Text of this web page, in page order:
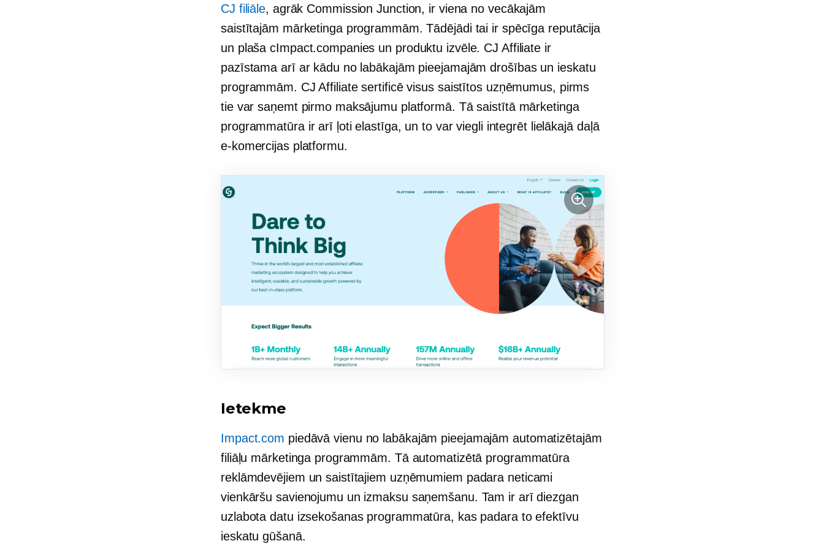
CJ filiāle, agrāk Commission Junction, ir viena no vecākajām
saistītajām mārketinga programmām. Tādējādi tai ir spēcīga reputācija
un plaša cImpact.companies un produktu izvēle. CJ Affiliate ir
pazīstama arī ar kādu no labākajām pieejamajām drošības un ieskatu
programmām. CJ Affiliate sertificē visus saistītos uzņēmumus, pirms
tie var saņemt pirmo maksājumu platformā. Tā saistītā mārketinga
programmatūra ir arī ļoti elastīga, un to var viegli integrēt lielākajā daļā
e-komercijas platformu.
Ietekme
Impact.com piedāvā vienu no labākajām pieejamajām automatizētajām
filiāļu mārketinga programmām. Tā automatizētā programmatūra
reklāmdevējiem un saistītajiem uzņēmumiem padara neticami
vienkāršu savienojumu un izmaksu saņemšanu. Tam ir arī diezgan
uzlabota datu izsekošanas programmatūra, kas padara to efektīvu
ieskatu gūšanā.